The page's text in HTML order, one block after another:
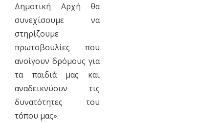
Δημοτική Αρχή θα
συνεχίσουμε να
στηρίζουμε
πρωτοβουλίες που
ανοίγουν δρόμους για
τα παιδιά μας και
αναδεικνύουν τις
δυνατότητες του
τόπου μας».